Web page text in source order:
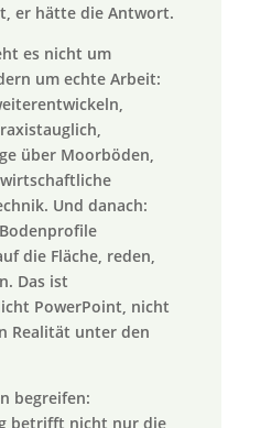
er hätte die Antwort.
es nicht um
um echte Arbeit:
über Moorböden,
Und danach:
die Fläche, reden,
Das ist
PowerPoint, nicht
Realität unter den
begreifen:
betrifft nicht nur die